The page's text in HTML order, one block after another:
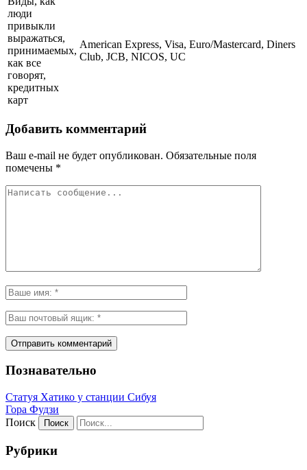
люди
привыкли
выражаться,
принимаемых,
как все
говорят,
кредитных
карт
American Express, Visa, Euro/Mastercard, Diners
Club, JCB, NICOS, UC
Добавить комментарий
Ваш e-mail не будет опубликован. Обязательные поля
помечены *
Познавательно
Статуя Хатико у станции Сибуя
Гора Фудзи
Поиск
Рубрики